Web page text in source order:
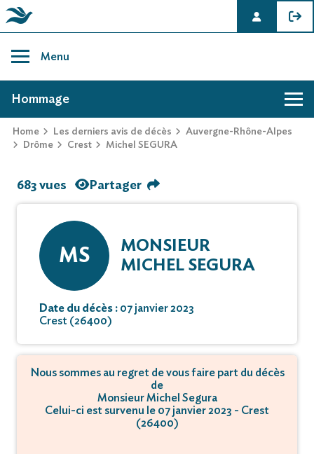
content
Menu
AVIS DE DÉCÈS DE MICHEL SEGURA
Home Les derniers avis de décès
Auvergne-Rhône-Alpes
Drôme
Crest Michel SEGURA
Hommage
683 vues Partager
MS
MONSIEUR
MICHEL SEGURA
Date du décès : 07 janvier 2023
Crest (26400)
Nous sommes au regret de vous faire part du décès
de
Monsieur Michel Segura
Celui-ci est survenu le 07 janvier 2023 - Crest
(26400)